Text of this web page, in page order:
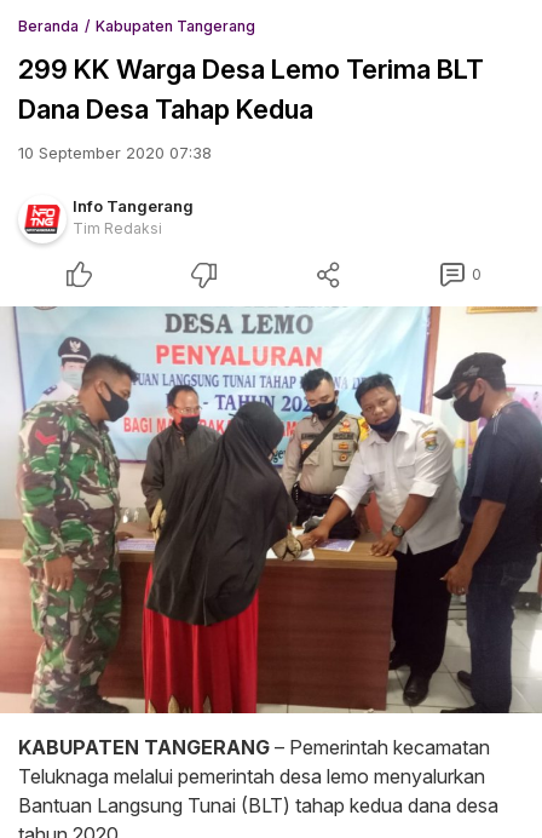
Beranda Kabupaten Tangerang
299 KK Warga Desa Lemo Terima BLT
Dana Desa Tahap Kedua
10 September 2020 07:38
Info Tangerang
Tim Redaksi
0
KABUPATEN TANGERANG – Pemerintah kecamatan
Teluknaga melalui pemerintah desa lemo menyalurkan
Bantuan Langsung Tunai (BLT) tahap kedua dana desa